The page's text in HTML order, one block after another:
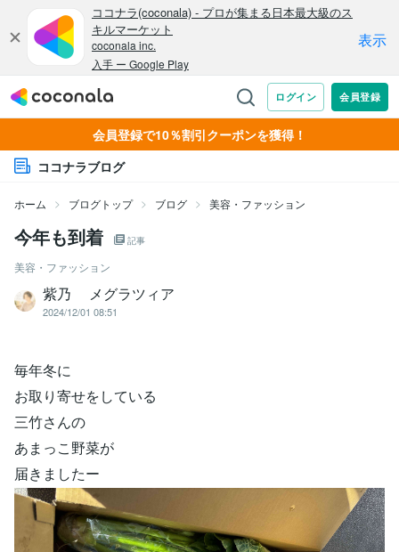
会員登録で10％割引クーポンを獲得！
ココナラブログ
ホーム ブログトップ ブログ 美容・ファッション
今年も到着 記事
美容・ファッション
紫乃 メグラツィア
2024/12/01 08:51
毎年冬に
お取り寄せをしている
三竹さんの
あまっこ野菜が
届きましたー